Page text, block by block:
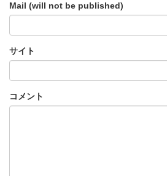
Mail (will not be published)
サイト
コメント